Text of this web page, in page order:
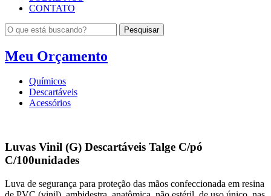
CONTATO
Pesquisar
Meu Orçamento
Químicos
Descartáveis
Acessórios
Luvas Vinil (G) Descartáveis Talge C/pó
C/100unidades
Luva de segurança para proteção das mãos confeccionada em resina